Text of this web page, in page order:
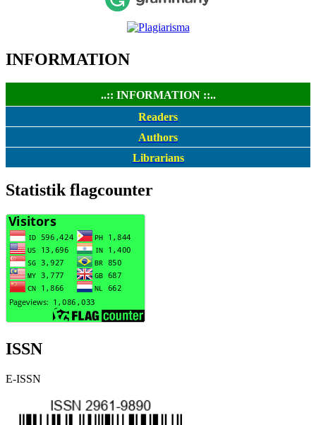
INFORMATION
..:: INFORMATION ::..
Readers
Authors
Librarians
Statistik flagcounter
ISSN
E-ISSN